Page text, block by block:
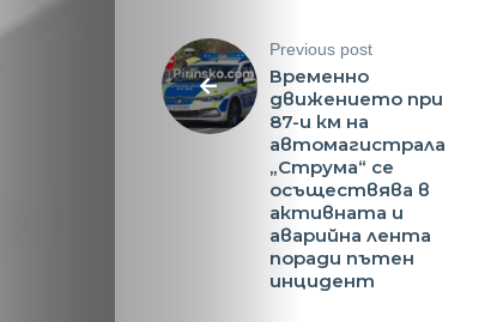
Search Previous post
Временно
движението при
87-и км на
автомагистрала
„Струма“ се
осъществява в
активната и
аварийна лента
поради пътен
инцидент